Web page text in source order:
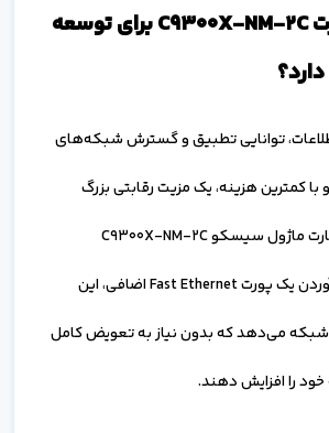
چرا انتخاب کارت C9300X-NM-2C برای توسعه
توانایی تطبیق و گسترش شبکه‌های
کمترین هزینه، یک مزیت رقابتی بزرگ
محسوب می‌شود کارت ماژول سیسکو C9300X-NM-2C
سیسکو با فراهم آوردن یک پورت Fast Ethernet اضافی، این
شبکه می‌دهد که بدون نیاز به تعویض کامل
را افزایش دهند.